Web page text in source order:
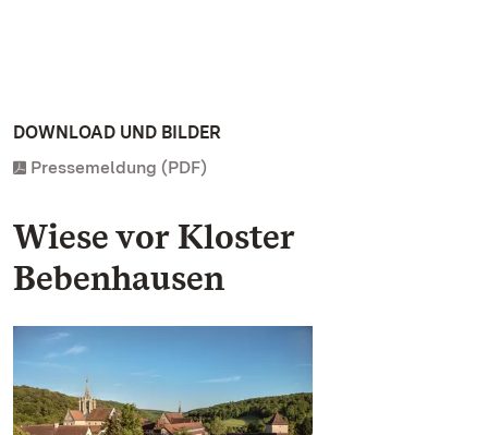
DOWNLOAD UND BILDER
Pressemeldung (PDF)
Wiese vor Kloster
Bebenhausen